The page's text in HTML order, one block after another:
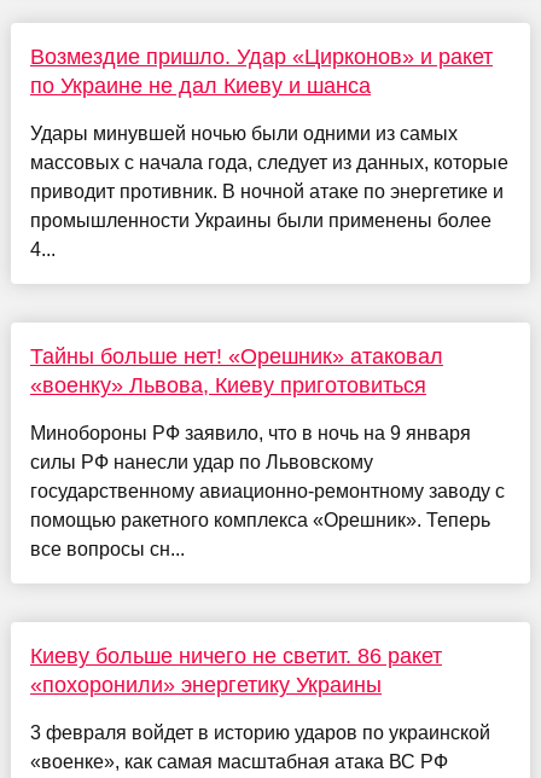
Возмездие пришло. Удар «Цирконов» и ракет
по Украине не дал Киеву и шанса
Удары минувшей ночью были одними из самых
массовых с начала года, следует из данных, которые
приводит противник. В ночной атаке по энергетике и
промышленности Украины были применены более
4...
Тайны больше нет! «Орешник» атаковал
«военку» Львова, Киеву приготовиться
Минобороны РФ заявило, что в ночь на 9 января
силы РФ нанесли удар по Львовскому
государственному авиационно-ремонтному заводу с
помощью ракетного комплекса «Орешник». Теперь
все вопросы сн...
Киеву больше ничего не светит. 86 ракет
«похоронили» энергетику Украины
3 февраля войдет в историю ударов по украинской
«военке», как самая масштабная атака ВС РФ